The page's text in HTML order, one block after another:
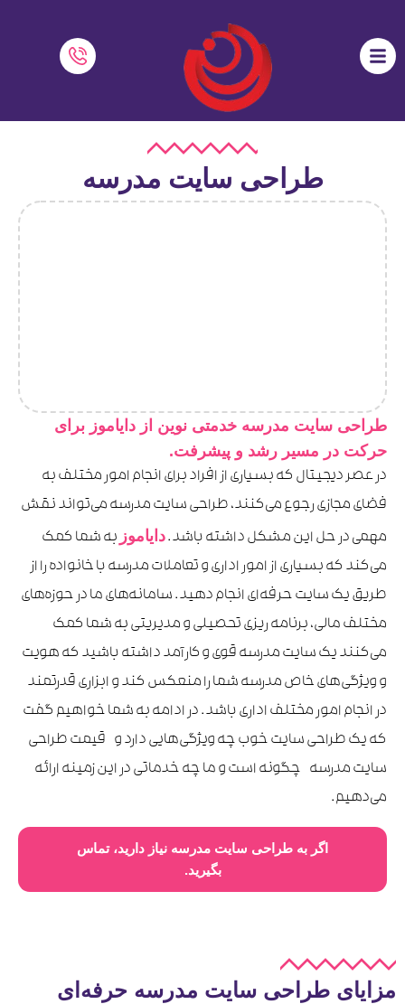
طراحی سایت مدرسه
طراحی سایت مدرسه خدمتی نوین از دایاموز برای
حرکت در مسیر رشد و پیشرفت.
در عصر دیجیتال که بسیاری از افراد برای انجام امور مختلف به
فضای مجازی رجوع می‌کنند، طراحی سایت مدرسه می‌تواند نقش
مهمی در حل این مشکل داشته باشد.دایاموز به شما کمک
می‌کند که بسیاری از امور اداری و تعاملات مدرسه با خانواده را از
طریق یک سایت حرفه‌ای انجام دهید. سامانه‌های ما در حوزه‌های
مختلف مالی، برنامه ریزی تحصیلی و مدیریتی به شما کمک
می‌کنند یک سایت مدرسه قوی و کارآمد داشته باشید که هویت
و ویژگی‌های خاص مدرسه شما را منعکس کند و ابزاری قدرتمند
در انجام امور مختلف اداری باشد. در ادامه به شما خواهیم گفت
که یک طراحی سایت خوب چه ویژگی‌هایی دارد و قیمت طراحی
سایت مدرسه چگونه است و ما چه خدماتی در این زمینه ارائه
می‌دهیم.
اگر به طراحی سایت مدرسه نیاز دارید، تماس
بگیرید.
مزایای طراحی سایت مدرسه حرفه‌ای